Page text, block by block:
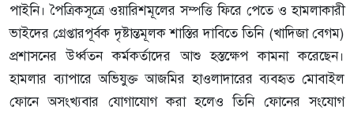
পাইনি। পৈত্রিকসূত্রে ওয়ারিশমূলের সম্পত্তি ফিরে পেতে ও হামলাকারী
ভাইদের গ্রেপ্তারপূর্বক দৃষ্টান্তমূলক শাস্তির দাবিতে তিনি (খাদিজা বেগম)
প্রশাসনের উর্ধ্বতন কর্মকর্তাদের আশু হস্তক্ষেপ কামনা করেছেন।
হামলার ব্যাপারে অভিযুক্ত আজমির হাওলাদারের ব্যবহৃত মোবাইল
ফোনে অসংখ্যবার যোগাযোগ করা হলেও তিনি ফোনের সংযোগ